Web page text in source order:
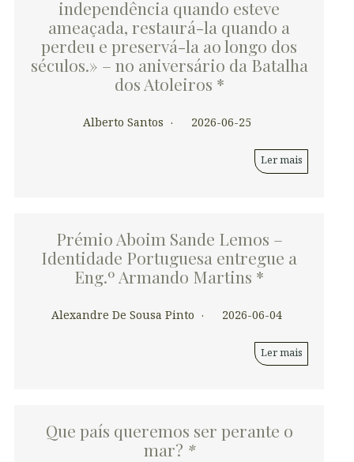
independência quando esteve
ameaçada, restaurá-la quando a
perdeu e preservá-la ao longo dos
séculos.» – no aniversário da Batalha
dos Atoleiros *
Alberto Santos 2026-06-25
Ler mais
Prémio Aboim Sande Lemos –
Identidade Portuguesa entregue a
Eng.º Armando Martins *
Alexandre De Sousa Pinto 2026-06-04
Ler mais
Que país queremos ser perante o
mar? *